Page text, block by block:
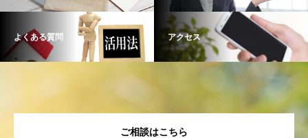
よくある質問 アクセス
ご相談はこちら